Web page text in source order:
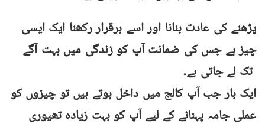
پڑھنے کی عادت بنانا اور اسے برقرار رکھنا ایک ایسی
چیز ہے جس کی ضمانت آپ کو زندگی میں بہت آگے
تک لے جاتی ہے۔
ایک بار جب آپ کالج میں داخل ہوتے ہیں تو چیزوں کو
عملی جامہ پہنانے کے لیے آپ کو بہت زیادہ تھیوری